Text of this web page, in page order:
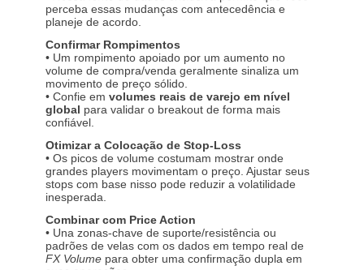
perceba essas mudanças com antecedência e
planeje de acordo.
Confirmar Rompimentos
• Um rompimento apoiado por um aumento no
volume de compra/venda geralmente sinaliza um
movimento de preço sólido.
• Confie em volumes reais de varejo em nível
global para validar o breakout de forma mais
confiável.
Otimizar a Colocação de Stop-Loss
• Os picos de volume costumam mostrar onde
grandes players movimentam o preço. Ajustar seus
stops com base nisso pode reduzir a volatilidade
inesperada.
Combinar com Price Action
• Una zonas-chave de suporte/resistência ou
padrões de velas com os dados em tempo real de
FX Volume para obter uma confirmação dupla em